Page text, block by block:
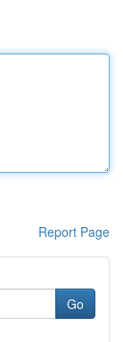
Report Page
Go